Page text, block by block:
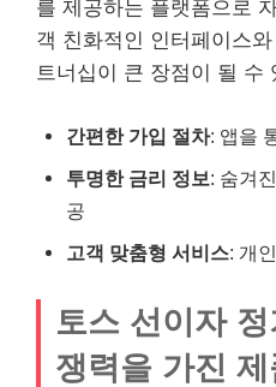
를 제공하는 플랫폼으로
객 친화적인 인터페이스
트너십이 큰 장점이 될 수
간편한 가입 절차: 앱을
투명한 금리 정보: 숨겨
공
고객 맞춤형 서비스: 개
토스 선이자
쟁력을 가진